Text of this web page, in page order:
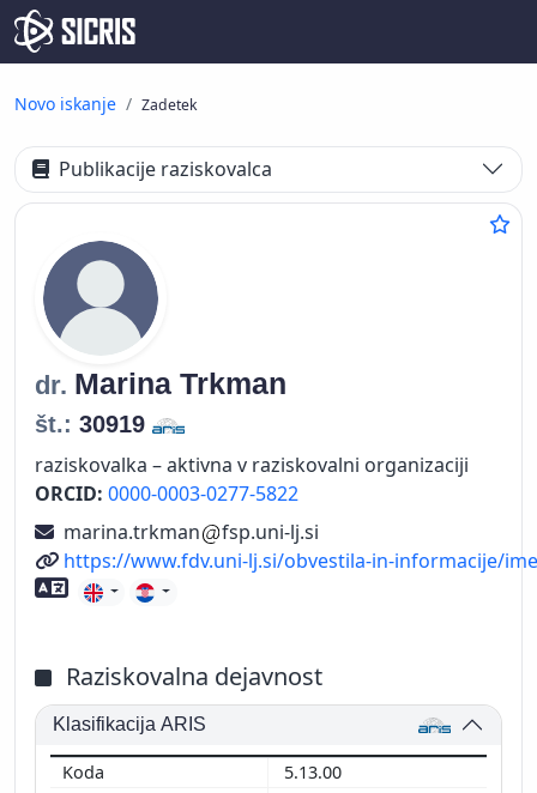
Novo iskanje Zadetek
Publikacije raziskovalca
dr. Marina Trkman
št.: 30919
raziskovalka – aktivna v raziskovalni organizaciji
ORCID: 0000-0003-0277-5822
marina.trkman
fsp.uni-lj.si
Spletni naslov
https://www.fdv.uni-lj.si/obvestila-in-informacije/
Znanje tujih jezikov
Raziskovalna dejavnost
Klasifikacija ARIS
5.13.00